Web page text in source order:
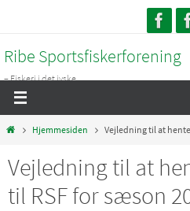
content
Ribe Sportsfiskerforening
– Fiskeri i det jyske...
HomeHjemmesiden Vejledning til at
Vejledning til at
til RSF for sæson